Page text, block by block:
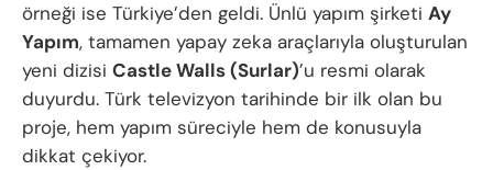
örneği ise Türkiye’den geldi. Ünlü yapım şirketi Ay
Yapım, tamamen yapay zeka araçlarıyla oluşturulan
yeni dizisi Castle Walls (Surlar)’u resmi olarak
duyurdu. Türk televizyon tarihinde bir ilk olan bu
proje, hem yapım süreciyle hem de konusuyla
dikkat çekiyor.